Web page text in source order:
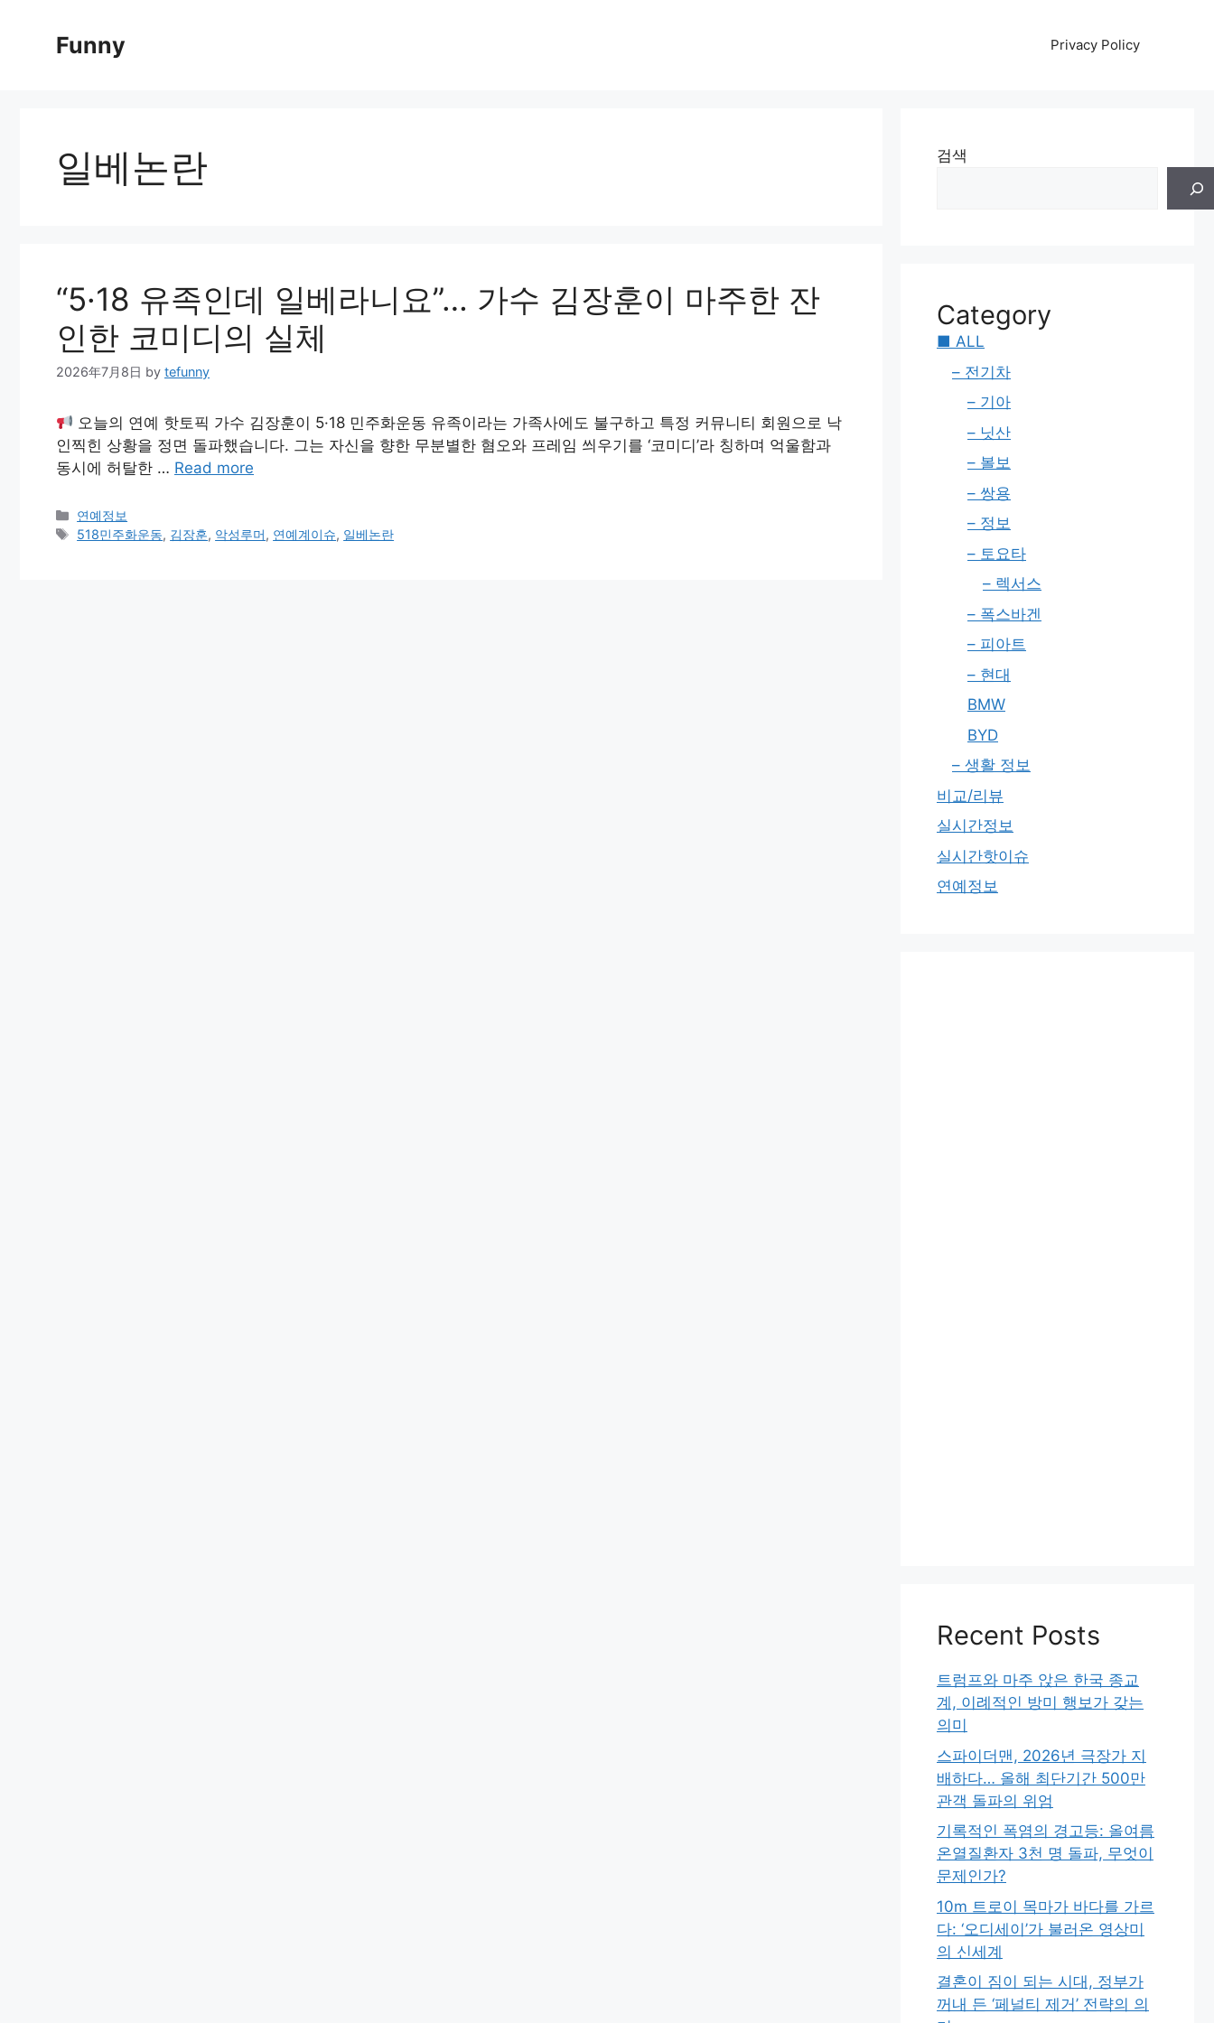
Funny Privacy Policy
일베논란
“5·18 유족인데 일베라니요”… 가수 김장훈이 마주한 잔
인한 코미디의 실체
2026年7月8日 by tefunny
오늘의 연예 핫토픽 가수 김장훈이 5·18 민주화운동 유족이라는 가족사에도 불구하고 특정 커뮤니티 회원으로 낙
인찍힌 상황을 정면 돌파했습니다. 그는 자신을 향한 무분별한 혐오와 프레임 씌우기를 ‘코미디’라 칭하며 억울함과
동시에 허탈한 … Read more
Categories
연예정보
Tags
518민주화운동, 김장훈, 악성루머, 연예계이슈, 일베논란
검색
Category
■ ALL
– 전기차
– 기아
– 닛산
– 볼보
– 쌍용
– 정보
– 토요타
– 렉서스
– 폭스바겐
– 피아트
– 현대
BMW
BYD
– 생활 정보
비교/리뷰
실시간정보
실시간핫이슈
연예정보
Recent Posts
트럼프와 마주 앉은 한국 종교
계, 이례적인 방미 행보가 갖는
의미
스파이더맨, 2026년 극장가 지
배하다… 올해 최단기간 500만
관객 돌파의 위엄
기록적인 폭염의 경고등: 올여름
온열질환자 3천 명 돌파, 무엇이
문제인가?
10m 트로이 목마가 바다를 가르
다: ‘오디세이’가 불러온 영상미
의 신세계
결혼이 짐이 되는 시대, 정부가
꺼내 든 ‘페널티 제거’ 전략의 의